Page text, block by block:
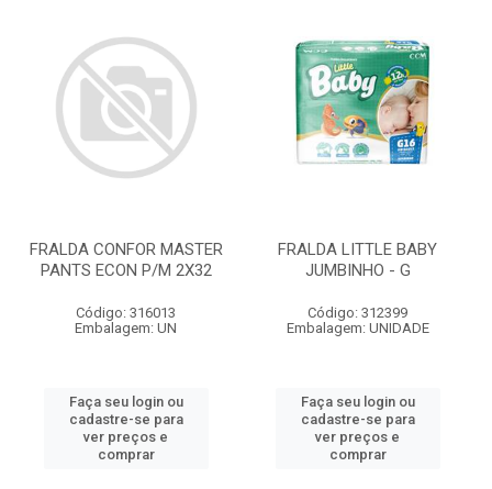
FRALDA CONFOR MASTER
PANTS ECON P/M 2X32
Código: 316013
Embalagem: UN
Faça seu login ou
cadastre-se para
ver preços e
comprar
FRALDA LITTLE BABY
JUMBINHO - G
Código: 312399
Embalagem: UNIDADE
Faça seu login ou
cadastre-se para
ver preços e
comprar